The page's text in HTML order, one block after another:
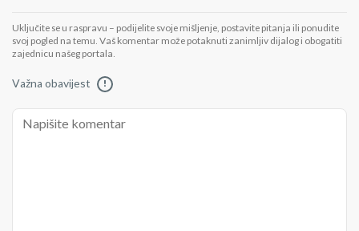
Uključite se u raspravu – podijelite svoje mišljenje, postavite pitanja ili ponudite
svoj pogled na temu. Vaš komentar može potaknuti zanimljiv dijalog i obogatiti
zajednicu našeg portala.
Važna obavijest !